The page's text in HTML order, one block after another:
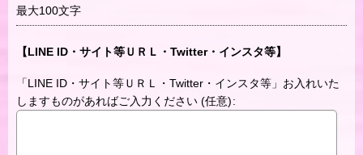
最大100文字
【LINE ID・サイト等ＵＲＬ・Twitter・インスタ等】
「LINE ID・サイト等ＵＲＬ・Twitter・インスタ等」お入れいた
しますものがあればご入力ください (任意):